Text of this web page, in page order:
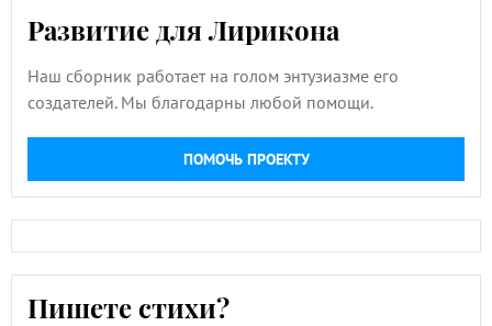
Развитие для Лирикона
Наш сборник работает на голом энтузиазме его
создателей. Мы благодарны любой помощи.
ПОМОЧЬ ПРОЕКТУ
Пишете стихи?